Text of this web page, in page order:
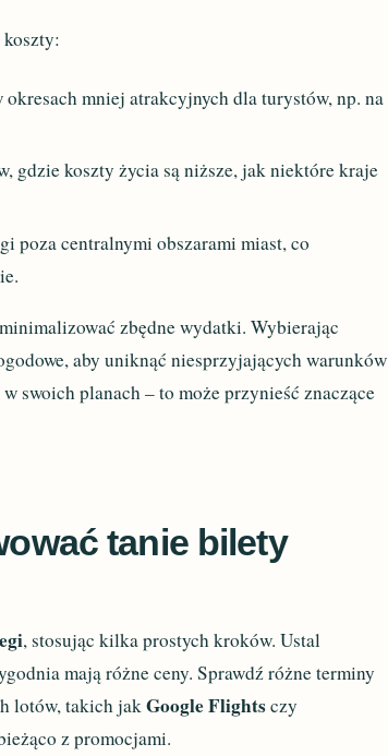
mniej atrakcyjnych dla turystów, np. na
gdzie koszty życia są niższe, jak niektóre kraje
poza centralnymi obszarami miast, co
zbędne wydatki. Wybierając
aby uniknąć niesprzyjających warunków
w swoich planach – to może przynieść znaczące
tanie bilety
, stosując kilka prostych kroków. Ustal
mają różne ceny. Sprawdź różne terminy
lotów, takich jakGoogle Flightsczy
z promocjami.